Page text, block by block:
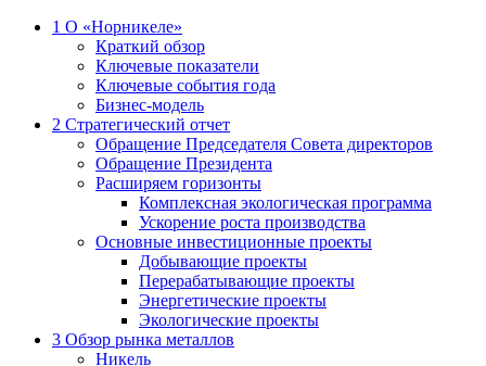
1 О «Норникеле»
Краткий обзор
Ключевые показатели
Ключевые события года
Бизнес-модель
2 Стратегический отчет
Обращение Председателя Совета директоров
Обращение Президента
Расширяем горизонты
Комплексная экологическая программа
Ускорение роста производства
Основные инвестиционные проекты
Добывающие проекты
Перерабатывающие проекты
Энергетические проекты
Экологические проекты
3 Обзор рынка металлов
Никель